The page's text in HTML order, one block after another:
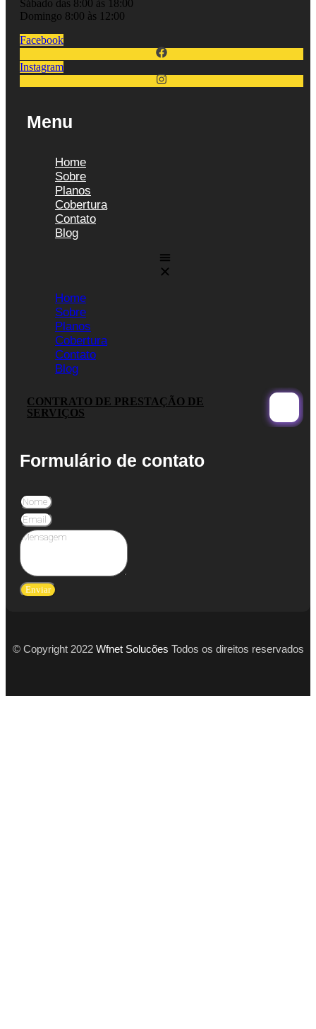
Sábado das 8:00 às 18:00
Domingo 8:00 às 12:00
Facebook
Instagram
Menu
Home
Sobre
Planos
Cobertura
Contato
Blog
Home
Sobre
Planos
Cobertura
Contato
Blog
CONTRATO DE PRESTAÇÃO DE
SERVIÇOS
Formulário de contato
Enviar
© Copyright 2022Wfnet Solucões Todos os direitos reservados